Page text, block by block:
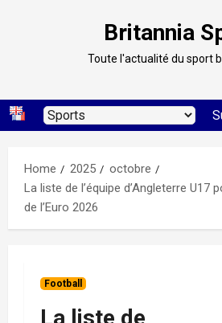
Britannia
Toute l'actualité du sport
Home 2025
octobre
La liste de l’équipe d’Angleterre U17
de l’Euro 2026
Football